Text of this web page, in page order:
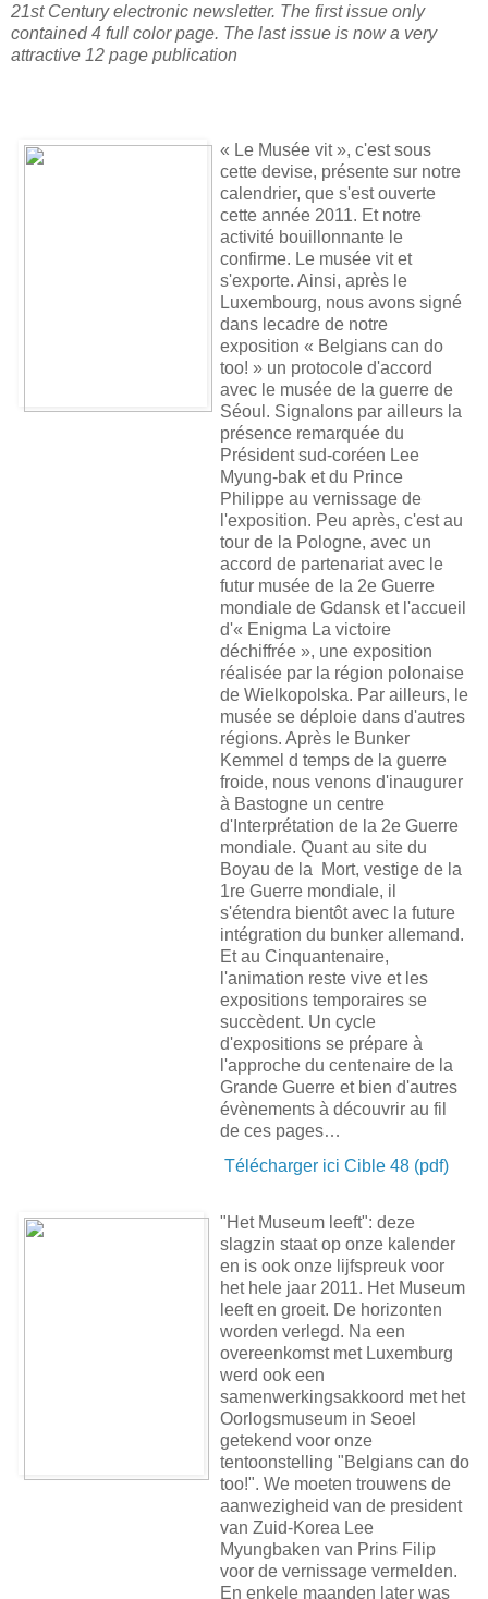
21st Century electronic newsletter. The first issue only
contained 4 full color page. The last issue is now a very
attractive 12 page publication
« Le Musée vit », c'est sous
cette devise, présente sur notre
calendrier, que s'est ouverte
cette année 2011. Et notre
activité bouillonnante le
confirme. Le musée vit et
s'exporte. Ainsi, après le
Luxembourg, nous avons signé
dans lecadre de notre
exposition « Belgians can do
too! » un protocole d'accord
avec le musée de la guerre de
Séoul. Signalons par ailleurs la
présence remarquée du
Président sud-coréen Lee
Myung-bak et du Prince
Philippe au vernissage de
l'exposition. Peu après, c'est au
tour de la Pologne, avec un
accord de partenariat avec le
futur musée de la 2e Guerre
mondiale de Gdansk et l'accueil
d'« Enigma La victoire
déchiffrée », une exposition
réalisée par la région polonaise
de Wielkopolska. Par ailleurs, le
musée se déploie dans d'autres
régions. Après le Bunker
Kemmel d temps de la guerre
froide, nous venons d'inaugurer
à Bastogne un centre
d'Interprétation de la 2e Guerre
mondiale. Quant au site du
Boyau de la Mort, vestige de la
1re Guerre mondiale, il
s'étendra bientôt avec la future
intégration du bunker allemand.
Et au Cinquantenaire,
l'animation reste vive et les
expositions temporaires se
succèdent. Un cycle
d'expositions se prépare à
l'approche du centenaire de la
Grande Guerre et bien d'autres
évènements à découvrir au fil
de ces pages…
Télécharger ici Cible 48 (pdf)
"Het Museum leeft": deze
slagzin staat op onze kalender
en is ook onze lijfspreuk voor
het hele jaar 2011. Het Museum
leeft en groeit. De horizonten
worden verlegd. Na een
overeenkomst met Luxemburg
werd ook een
samenwerkingsakkoord met het
Oorlogsmuseum in Seoel
getekend voor onze
tentoonstelling "Belgians can do
too!". We moeten trouwens de
aanwezigheid van de president
van Zuid-Korea Lee
Myungbaken van Prins Filip
voor de vernissage vermelden.
En enkele maanden later was